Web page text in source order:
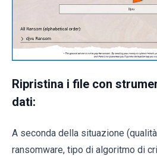
Ripristina i file con
dati:
A seconda della situazione
ransomware, tipo di algoritmo di